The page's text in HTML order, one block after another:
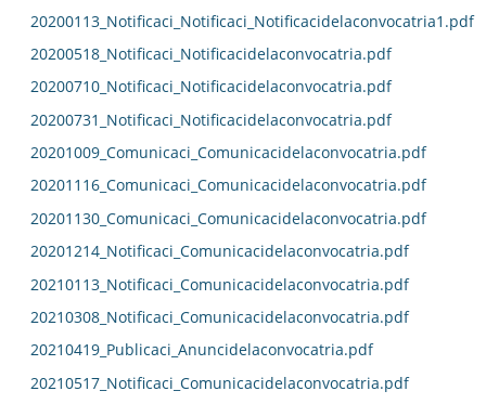
20200113_Notificaci_Notificaci_Notificacidelaconvocatria1.pdf
20200518_Notificaci_Notificacidelaconvocatria.pdf
20200710_Notificaci_Notificacidelaconvocatria.pdf
20200731_Notificaci_Notificacidelaconvocatria.pdf
20201009_Comunicaci_Comunicacidelaconvocatria.pdf
20201116_Comunicaci_Comunicacidelaconvocatria.pdf
20201130_Comunicaci_Comunicacidelaconvocatria.pdf
20201214_Notificaci_Comunicacidelaconvocatria.pdf
20210113_Notificaci_Comunicacidelaconvocatria.pdf
20210308_Notificaci_Comunicacidelaconvocatria.pdf
20210419_Publicaci_Anuncidelaconvocatria.pdf
20210517_Notificaci_Comunicacidelaconvocatria.pdf